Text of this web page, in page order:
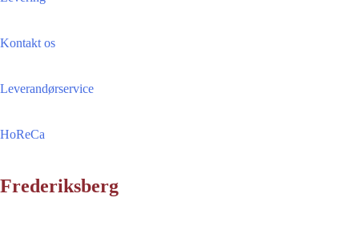
Kontakt os
Leverandørservice
HoReCa
Frederiksberg